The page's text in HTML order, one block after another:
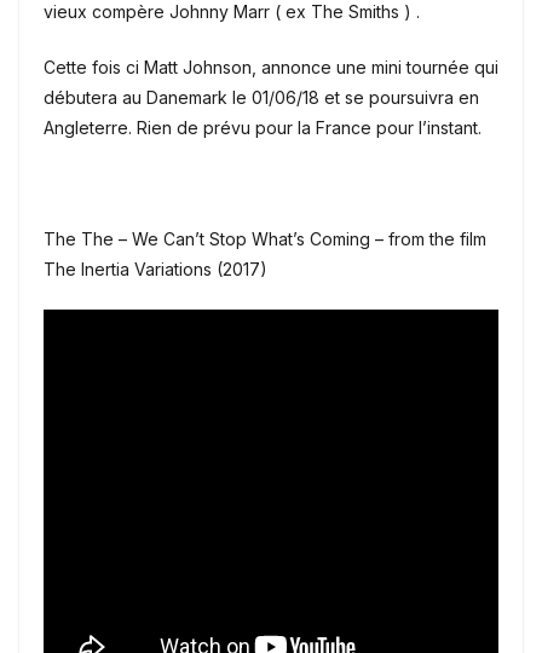
vieux compère Johnny Marr ( ex The Smiths ) .
Cette fois ci Matt Johnson, annonce une mini tournée qui
débutera au Danemark le 01/06/18 et se poursuivra en
Angleterre. Rien de prévu pour la France pour l’instant.
The The – We Can’t Stop What’s Coming – from the film
The Inertia Variations (2017)